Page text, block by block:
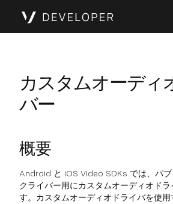
カスタムオーディ
バー
概要
Android と iOS Video SDKs では、パブ
クライバー用にカスタムオーディオドラ
す。カスタムオーディオドライバを使